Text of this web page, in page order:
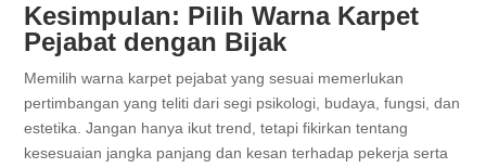
Kesimpulan: Pilih Warna Karpet
Pejabat dengan Bijak
Memilih warna karpet pejabat yang sesuai memerlukan
pertimbangan yang teliti dari segi psikologi, budaya, fungsi, dan
estetika. Jangan hanya ikut trend, tetapi fikirkan tentang
kesesuaian jangka panjang dan kesan terhadap pekerja serta